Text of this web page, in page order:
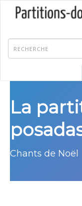
La
Chants de Noël